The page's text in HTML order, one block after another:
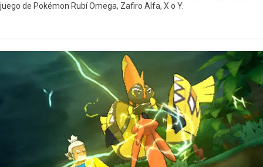
juego de Pokémon Rubí Omega, Zafiro Alfa, X o Y.